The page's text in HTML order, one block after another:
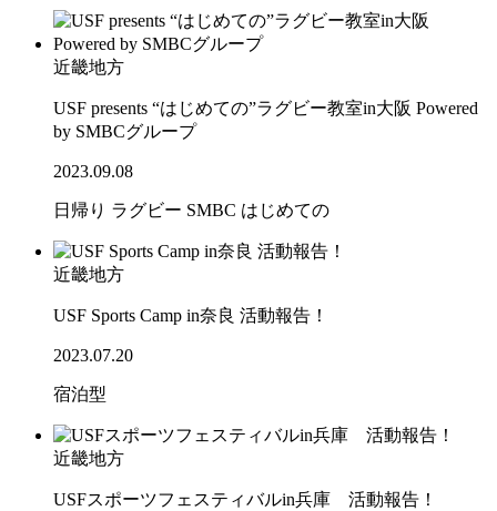
近畿地方
USF presents “はじめての”ラグビー教室in大阪 Powered
by SMBCグループ
2023.09.08
日帰り ラグビー SMBC はじめての
近畿地方
USF Sports Camp in奈良 活動報告！
2023.07.20
宿泊型
近畿地方
USFスポーツフェスティバルin兵庫 活動報告！